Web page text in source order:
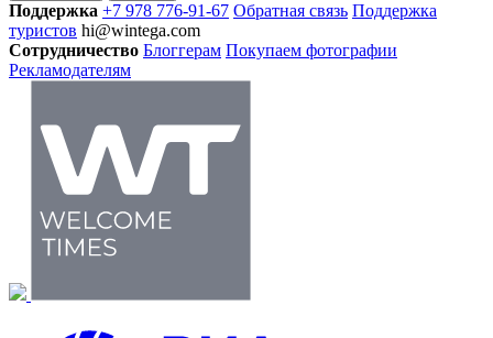
Поддержка +7 978 776-91-67 Обратная связь Поддержка
туристов hi@wintega.com
Сотрудничество Блоггерам Покупаем фотографии
Рекламодателям